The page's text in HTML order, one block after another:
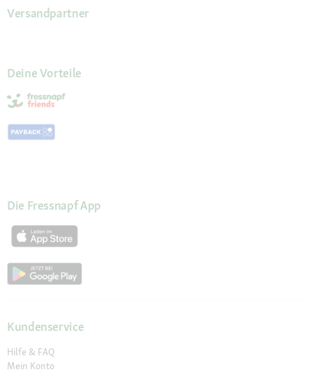
Versandpartner
Deine Vorteile
Die Fressnapf App
Kundenservice
Hilfe & FAQ
Mein Konto